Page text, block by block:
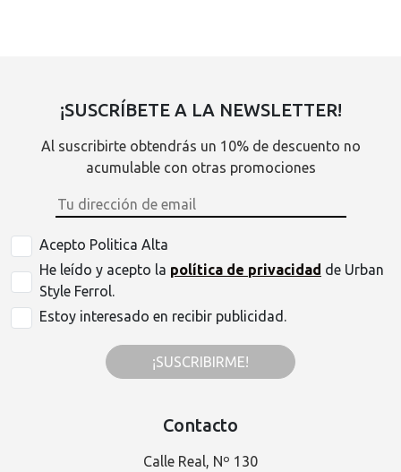
¡SUSCRÍBETE A LA NEWSLETTER!
Al suscribirte obtendrás un 10% de descuento no
acumulable con otras promociones
Acepto Politica Alta
He leído y acepto la política de privacidad de Urban
Style Ferrol.
Estoy interesado en recibir publicidad.
¡SUSCRIBIRME!
Contacto
Calle Real, Nº 130